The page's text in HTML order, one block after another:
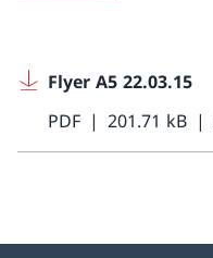
Flyer A5 22.03.15
PDF
201.71 kB